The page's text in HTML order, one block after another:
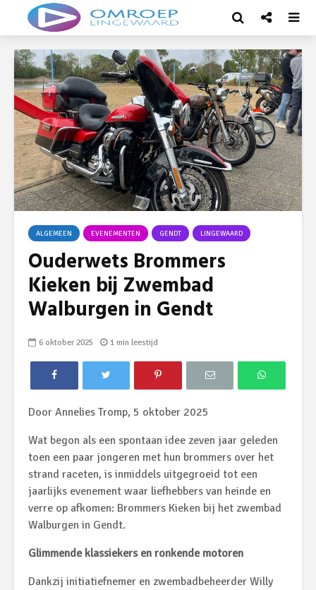
ALGEMEEN EVENEMENTEN GENDT LINGEWAARD
Ouderwets Brommers
Kieken bij Zwembad
Walburgen in Gendt
6 oktober 2025 1 min leestijd
Door Annelies Tromp, 5 oktober 2025
Wat begon als een spontaan idee zeven jaar geleden
toen een paar jongeren met hun brommers over het
strand raceten, is inmiddels uitgegroeid tot een
jaarlijks evenement waar liefhebbers van heinde en
verre op afkomen: Brommers Kieken bij het zwembad
Walburgen in Gendt.
Glimmende klassiekers en ronkende motoren
Dankzij initiatiefnemer en zwembadbeheerder Willy